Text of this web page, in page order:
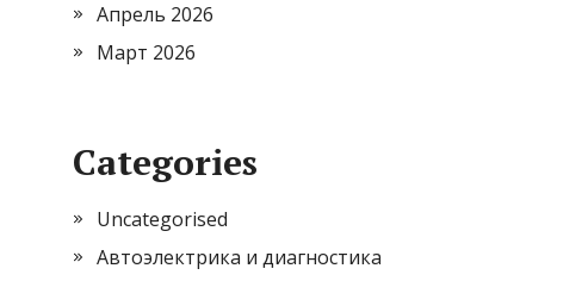
Апрель 2026
Март 2026
Categories
Uncategorised
Автоэлектрика и диагностика